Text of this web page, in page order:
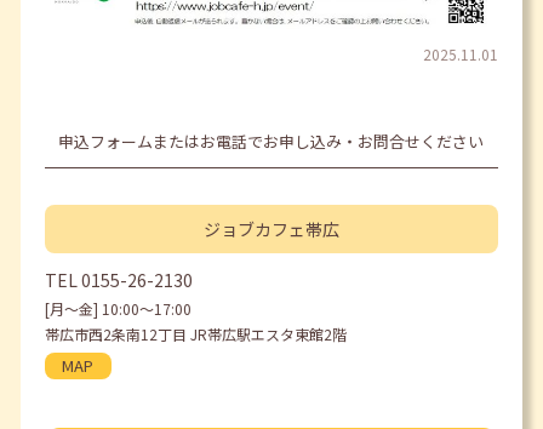
2025.11.01
申込フォームまたはお電話でお申し込み・お問合せください
ジョブカフェ帯広
TEL 0155-26-2130
[月〜金] 10:00〜17:00
帯広市西2条南12丁目 JR帯広駅エスタ東館2階
MAP